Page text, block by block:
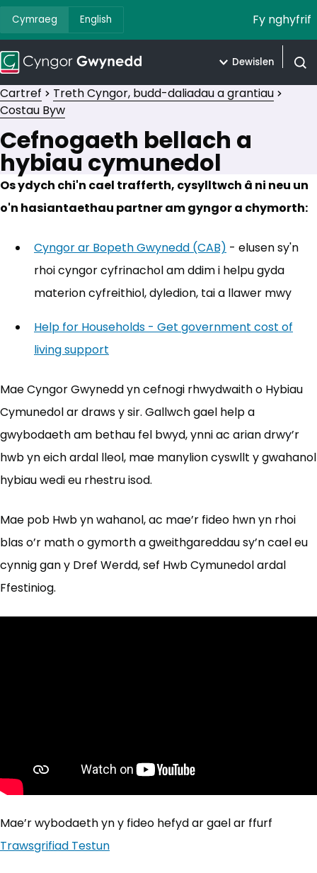
Cymraeg English Fy nghyfrif
Dewislen
Cartref
Treth Cyngor, budd-daliadau a grantiau
Costau Byw
Cefnogaeth bellach a
hybiau cymunedol
Os ydych chi'n cael trafferth, cysylltwch â ni neu un
o'n hasiantaethau partner am gyngor a chymorth:
Cyngor ar Bopeth Gwynedd (CAB) (yn agor
- elusen sy'n
rhoi cyngor cyfrinachol am ddim i helpu gyda
materion cyfreithiol, dyledion, tai a llawer mwy
Help for Households - Get government cost of
living support
Mae Cyngor Gwynedd yn cefnogi rhwydwaith o Hybiau
Cymunedol ar draws y sir. Gallwch gael help a
gwybodaeth am bethau fel bwyd, ynni ac arian drwy’r
hwb yn eich ardal lleol, mae manylion cyswllt y gwahanol
hybiau wedi eu rhestru isod.
Mae pob Hwb yn wahanol, ac mae’r fideo hwn yn rhoi
blas o’r math o gymorth a gweithgareddau sy’n cael eu
cynnig gan y Dref Werdd, sef Hwb Cymunedol ardal
Ffestiniog.
Mae’r wybodaeth yn y fideo hefyd ar gael ar ffurf
Trawsgrifiad Testun